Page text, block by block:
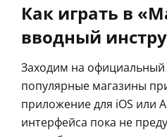
Как играть в
вводный
Заходим на официальный
популярные магазины
приложение для iOS или
интерфейса пока не